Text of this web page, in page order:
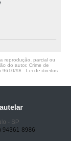
reprodução, parcial ou
do autor. Crime de
9610/98 - Lei de direitos
- SP
94361-8986